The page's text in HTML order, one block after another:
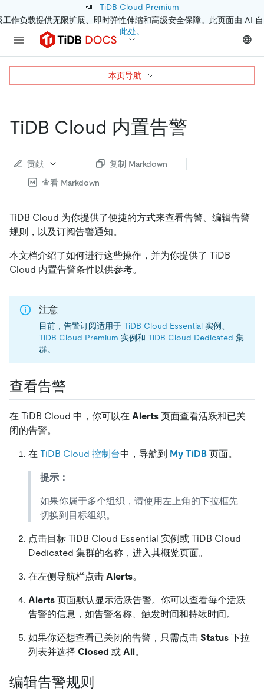
📣 TiDB Cloud Premium
作负载提供无限扩展、即时弹性伸缩和高级安全保障。此页面由 AI
此处。
TiDB Cloud 内置告警
贡献
复制 Markdown
查看 Markdown
TiDB Cloud 为你提供了便捷的方式来查看告警、编辑告警
规则，以及订阅告警通知。
本文档介绍了如何进行这些操作，并为你提供了 TiDB
Cloud 内置告警条件以供参考。
注意
目前，告警订阅适用于 TiDB Cloud Essential 实例、
TiDB Cloud Premium 实例和 TiDB Cloud Dedicated 集
群。
查看告警
在 TiDB Cloud 中，你可以在 Alerts 页面查看活跃和已关
闭的告警。
在 TiDB Cloud 控制台中，导航到 My TiDB 页面。
提示：
如果你属于多个组织，请使用左上角的下拉框先
切换到目标组织。
点击目标 TiDB Cloud Essential 实例或 TiDB Cloud
Dedicated 集群的名称，进入其概览页面。
在左侧导航栏点击 Alerts。
Alerts 页面默认显示活跃告警。你可以查看每个活跃
告警的信息，如告警名称、触发时间和持续时间。
如果你还想查看已关闭的告警，只需点击 Status 下拉
列表并选择 Closed 或 All。
编辑告警规则
本页导航